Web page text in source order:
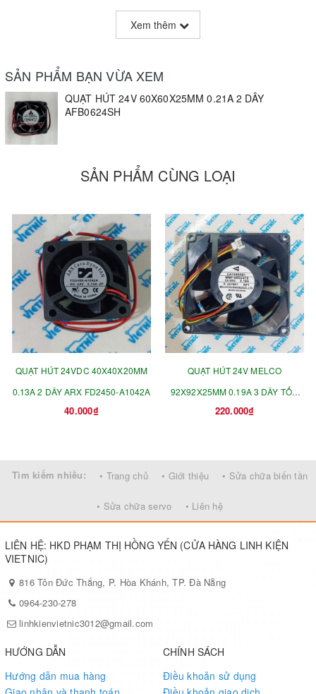
Xem thêm
SẢN PHẨM BẠN VỪA XEM
QUẠT HÚT 24V 60X60X25MM 0.21A 2 DÂY
AFB0624SH
SẢN PHẨM CÙNG LOẠI
QUẠT HÚT 24VDC 40X40X20MM
0.13A 2 DÂY ARX FD2450-A1042A
40.000₫
QUẠT HÚT 24V MELCO
92X92X25MM 0.19A 3 DÂY TỐC
ĐỘ CA1640H01 MMF-09D24TS
220.000₫
Tìm kiếm nhiều: • Trang chủ • Giới thiệu • Sửa chữa biến tần
• Sửa chữa servo • Liên hệ
LIÊN HỆ: HKD PHẠM THỊ HỒNG YẾN (CỬA HÀNG LINH KIỆN
VIETNIC)
816 Tôn Đức Thắng, P. Hòa Khánh, TP. Đà Nẵng
0964-230-278
linhkienvietnic3012@gmail.com
HƯỚNG DẪN
Hướng dẫn mua hàng
CHÍNH SÁCH
Điều khoản sử dụng